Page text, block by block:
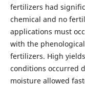
fertilizers had
chemical and no
applications must
with the
fertilizers. High
conditions occurred
moisture allowed